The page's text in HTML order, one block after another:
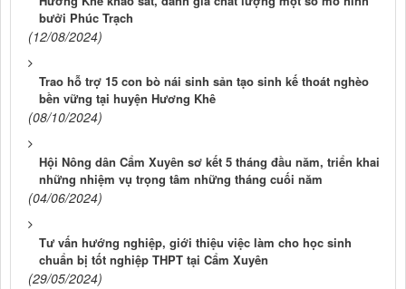
bưởi Phúc Trạch
(12/08/2024)
Trao hỗ trợ 15 con bò nái sinh sản tạo sinh kế thoát nghèo
bền vững tại huyện Hương Khê
(08/10/2024)
Hội Nông dân Cẩm Xuyên sơ kết 5 tháng đầu năm, triển khai
những nhiệm vụ trọng tâm những tháng cuối năm
(04/06/2024)
Tư vấn hướng nghiệp, giới thiệu việc làm cho học sinh
chuẩn bị tốt nghiệp THPT tại Cẩm Xuyên
(29/05/2024)